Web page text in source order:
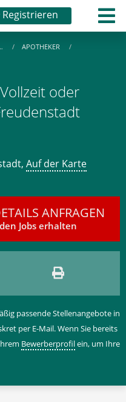
Registrieren
APOTHEKER
oder
Auf der Karte
ANFRAGEN
Jobs erhalten
passende Stellenangebote in
per E-Mail. Wenn Sie bereits
Bewerberprofilein, um Ihre